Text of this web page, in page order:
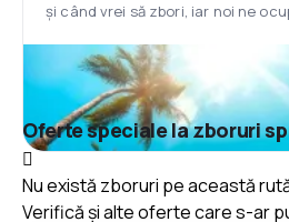
și când vrei să zbori, iar noi ne
Oferte speciale la zboruri
Nu există zboruri pe această
Verifică și alte oferte care s-ar